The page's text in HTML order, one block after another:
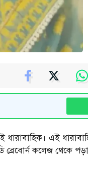
এই
ব্রেবোর্ন কলেজ থেকে